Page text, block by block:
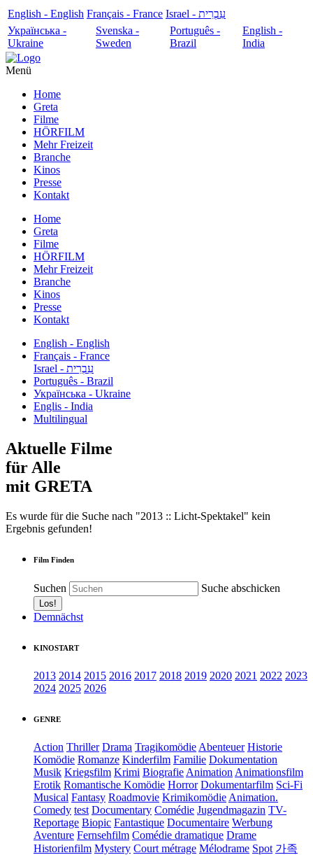
English - English Français - France
עִבְרִית - Israel
Українська -
Ukraine
Svenska -
Sweden
Português -
Brazil
English -
India
Menü
Home
Greta
Filme
HÖRFILM
Mehr Freizeit
Branche
Kinos
Presse
Kontakt
Home
Greta
Filme
HÖRFILM
Mehr Freizeit
Branche
Kinos
Presse
Kontakt
English - English
Français - France
עִבְרִית - Israel
Português - Brazil
Українська - Ukraine
Englis - India
Multilingual
Aktuelle Filme
für Alle
mit GRETA
Es wurde für die Suche nach "2013 :: Licht-Spektakel" kein
Ergebnis gefunden!
Film Finden
Suchen Suche abschicken
Demnächst
KINOSTART
2013 2014 2015 2016 2017 2018 2019 2020 2021 2022 2023
2024 2025 2026
GENRE
Action Thriller Drama Tragikomödie Abenteuer Historie
Komödie Romanze Kinderfilm Familie Dokumentation
Musik Kriegsfilm Krimi Biografie Animation Animationsfilm
Erotik Romantische Komödie Horror Dokumentarfilm Sci-Fi
Musical Fantasy Roadmovie Krimikomödie Animation.
Comedy test Documentary Comédie Jugendmagazin TV-
Reportage Biopic Fantastique Documentaire Werbung
Aventure Fernsehfilm Comédie dramatique Drame
Historienfilm Mystery Court métrage Mélodrame Spot 가족